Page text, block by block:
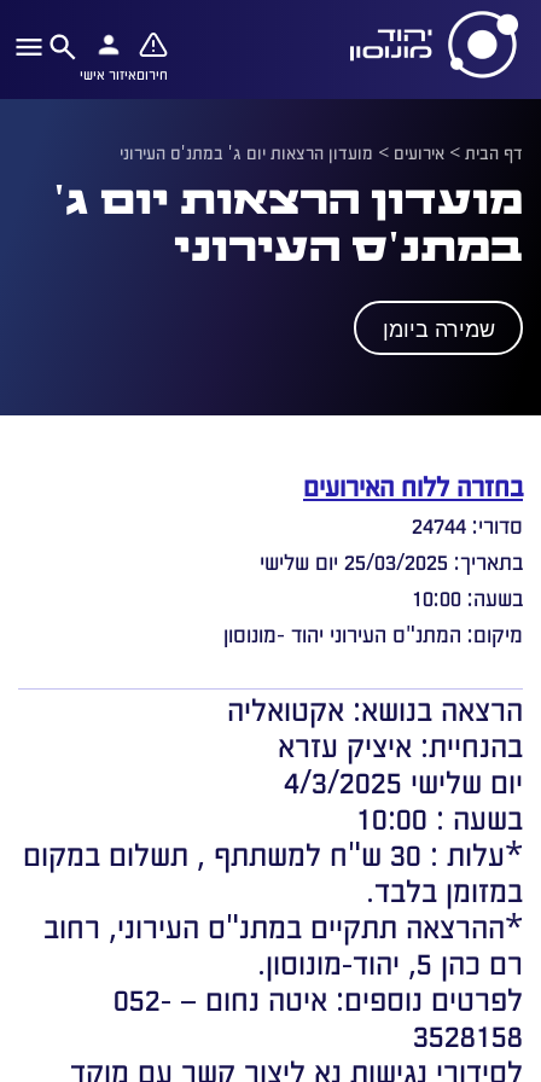
חירוםאיזור אישי
דף הבית> אירועים > מועדון הרצאות יום ג' במתנ'ס העירוני
מועדון הרצאות יום ג'
במתנ'ס העירוני
שמירה ביומן
בחזרה ללוח האירועים
סדורי: 24744
בתאריך: 25/03/2025 יום שלישי
בשעה: 10:00
מיקום: המתנ"ס העירוני יהוד -מונוסון
הרצאה בנושא: אקטואליה
בהנחיית: איציק עזרא
יום שלישי 4/3/2025
בשעה : 10:00
*עלות : 30 ש"ח למשתתף , תשלום במקום
במזומן בלבד.
*ההרצאה תתקיים במתנ"ס העירוני, רחוב
רם כהן 5, יהוד-מונוסון.
לפרטים נוספים: איטה נחום – 052-
3528158
לסידורי נגישות נא ליצור קשר עם מוקד